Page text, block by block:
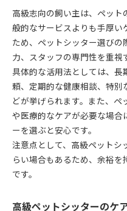
高級志向の飼い主は、ペッ
般的なサービスよりも手厚い
ため、ペットシッター選び
力、スタッフの専門性を重視
具体的な活用法としては、
頼、定期的な健康相談、特
どが挙げられます。また、
や医療的なケアが必要な場合
ーを選ぶと安心です。
注意点として、高級ペットシ
らい場合もあるため、余裕
です。
高級ペットシッターのケ